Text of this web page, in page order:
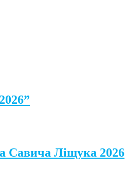
Савича Ліщука 2026